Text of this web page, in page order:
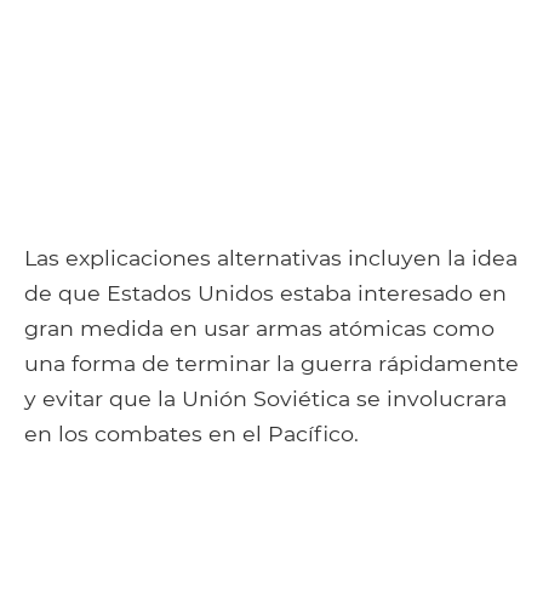
Las explicaciones alternativas incluyen la idea
de que Estados Unidos estaba interesado en
gran medida en usar armas atómicas como
una forma de terminar la guerra rápidamente
y evitar que la Unión Soviética se involucrara
en los combates en el Pacífico.